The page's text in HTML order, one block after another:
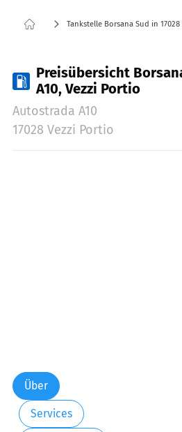
Tankstelle Borsana Sud in
Preisübersicht
A10, Vezzi Portio
Autostrada A10
17028 Vezzi Portio
Über
Services